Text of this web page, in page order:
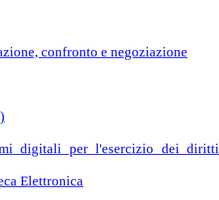
confronto e negoziazione
digitali per l'esercizio dei diritti
Elettronica